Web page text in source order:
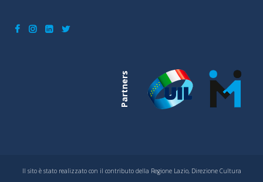
Partners
Il sito è stato realizzato con il contributo della Regione Lazio, Direzione Cultura